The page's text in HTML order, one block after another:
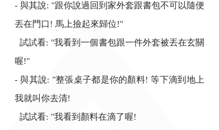
- 與其說: "跟你說過回到家外套跟書包不可以隨便
丟在門口! 馬上撿起來歸位!"
試試看: "我看到一個書包跟一件外套被丟在玄關
喔!"
- 與其說: "整張桌子都是你的顏料! 等下滴到地上
我就叫你去清!
試試看: "我看到顏料在滴了喔!